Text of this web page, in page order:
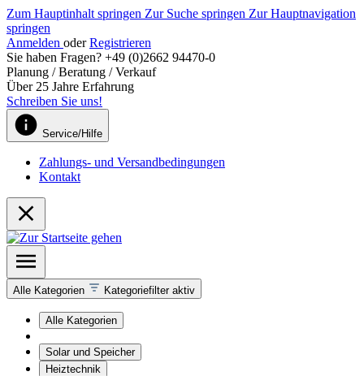
Zum Hauptinhalt springen Zur Suche springen Zur Hauptnavigation
springen
Anmelden oder Registrieren
Sie haben Fragen? +49 (0)2662 94470-0
Planung / Beratung / Verkauf
Über 25 Jahre Erfahrung
Schreiben Sie uns!
Service/Hilfe
Zahlungs- und Versandbedingungen
Kontakt
Alle Kategorien Kategoriefilter aktiv
Alle Kategorien
Solar und Speicher
Heiztechnik